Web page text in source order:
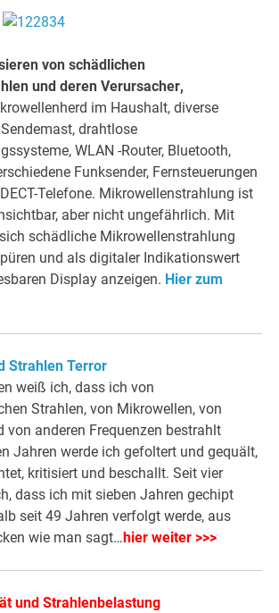
von schädlichen
und deren Verursacher,
im Haushalt, diverse
drahtlose
WLAN -Router, Bluetooth,
Funksender, Fernsteuerungen
Telefone. Mikrowellenstrahlung ist
aber nicht ungefährlich. Mit
schädliche Mikrowellenstrahlung
und als digitaler Indikationswert
Display anzeigen. Hier zum
Strahlen Terror
weiß ich, dass ich von
Strahlen, von Mikrowellen, von
von anderen Frequenzen bestrahlt
Jahren werde ich gefoltert und gequält,
kritisiert und beschallt. Seit vier
dass ich mit sieben Jahren gechipt
seit 49 Jahren verfolgt werde, aus
wie man sagt… hier weiter >>>
und Strahlenbelastung